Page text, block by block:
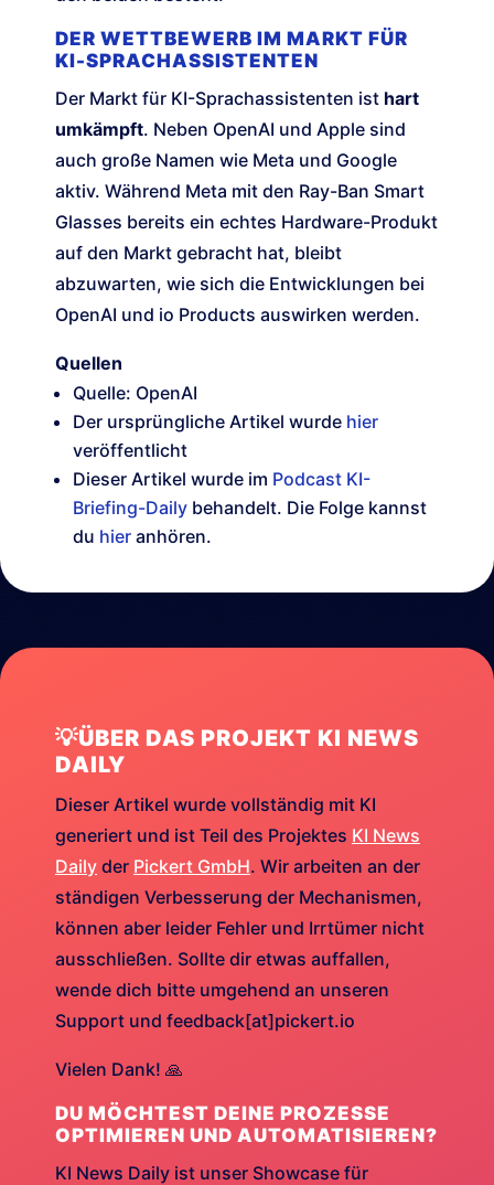
DER WETTBEWERB IM MARKT FÜR
KI-SPRACHASSISTENTEN
Der Markt für KI-Sprachassistenten ist hart
umkämpft. Neben OpenAI und Apple sind
auch große Namen wie Meta und Google
aktiv. Während Meta mit den Ray-Ban Smart
Glasses bereits ein echtes Hardware-Produkt
auf den Markt gebracht hat, bleibt
abzuwarten, wie sich die Entwicklungen bei
OpenAI und io Products auswirken werden.
Quellen
Quelle: OpenAI
Der ursprüngliche Artikel wurde hier
veröffentlicht
Dieser Artikel wurde im Podcast KI-
Briefing-Daily behandelt. Die Folge kannst
du hier anhören.
💡ÜBER DAS PROJEKT KI NEWS
DAILY
Dieser Artikel wurde vollständig mit KI
generiert und ist Teil des Projektes KI News
Daily der Pickert GmbH. Wir arbeiten an der
ständigen Verbesserung der Mechanismen,
können aber leider Fehler und Irrtümer nicht
ausschließen. Sollte dir etwas auffallen,
wende dich bitte umgehend an unseren
Support und feedback[at]pickert.io
Vielen Dank! 🙏
DU MÖCHTEST DEINE PROZESSE
OPTIMIEREN UND AUTOMATISIEREN?
KI News Daily ist unser Showcase für